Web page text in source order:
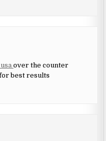
usaover the counter
best results